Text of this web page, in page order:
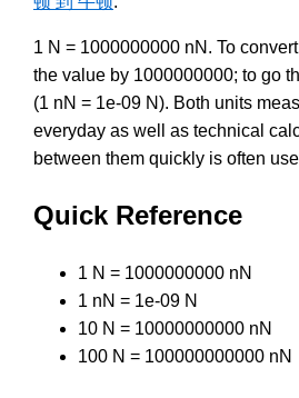
1 N = 1000000000 nN. To
the value by 1000000000; to go
(1 nN = 1e-09 N). Both units
everyday as well as technical
between them quickly is often
Quick Reference
1 N = 1000000000 nN
1 nN = 1e-09 N
10 N = 10000000000 nN
100 N = 100000000000 nN